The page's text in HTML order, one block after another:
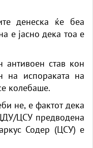
денеска ќе беа
е јасно дека тоа е
антивоен став кон
на испораката на
колебаше.
не, е фактот дека
ЦСУ предводена
Содер (ЦСУ) е